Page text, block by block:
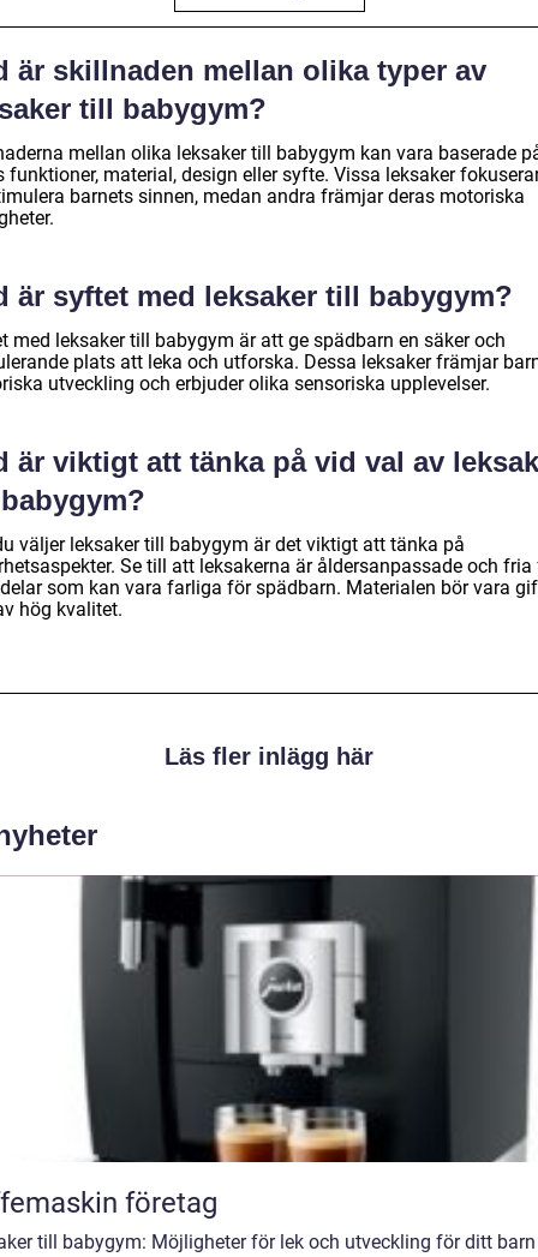
är skillnaden mellan olika typer av
till babygym?
mellan olika leksaker till babygym kan vara baserade
funktioner, material, design eller syfte. Vissa leksaker
barnets sinnen, medan andra främjar deras motoriska
är syftet med leksaker till babygym?
med leksaker till babygym är att ge spädbarn en säker och
plats att leka och utforska. Dessa leksaker främjar
utveckling och erbjuder olika sensoriska upplevelser.
är viktigt att tänka på vid val av
väljer leksaker till babygym är det viktigt att tänka på
Se till att leksakerna är åldersanpassade och fria
som kan vara farliga för spädbarn. Materialen bör vara
hög kvalitet.
Läs fler inlägg här
företag
till babygym: Möjligheter för lek och utveckling för ditt